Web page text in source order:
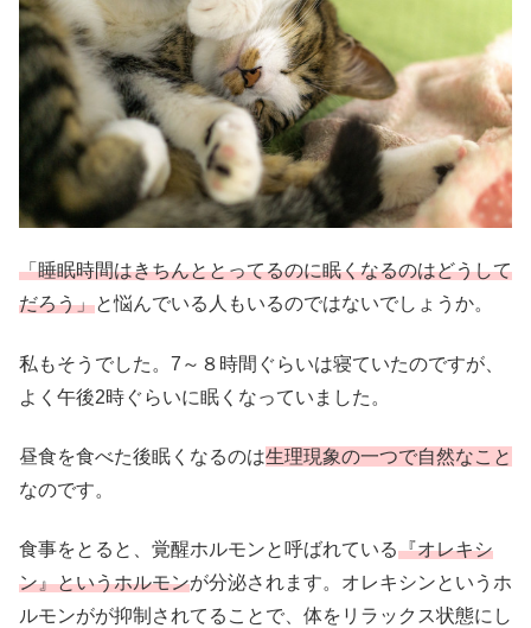
「睡眠時間はきちんととってるのに眠くなるのはどうして
だろう」と悩んでいる人もいるのではないでしょうか。
私もそうでした。7～８時間ぐらいは寝ていたのですが、
よく午後2時ぐらいに眠くなっていました。
昼食を食べた後眠くなるのは生理現象の一つで自然なこと
なのです。
食事をとると、覚醒ホルモンと呼ばれている『オレキシ
ン』というホルモンが分泌されます。オレキシンというホ
ルモンがが抑制されてることで、体をリラックス状態にし